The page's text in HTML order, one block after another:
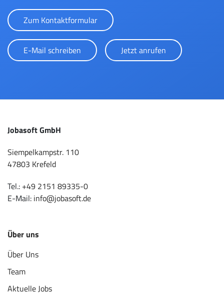
Zum Kontaktformular
E-Mail schreiben Jetzt anrufen
Jobasoft GmbH
Siempelkampstr. 110
47803 Krefeld
Tel.: +49 2151 89335-0
E-Mail: info@jobasoft.de
Über uns
Über Uns
Team
Aktuelle Jobs